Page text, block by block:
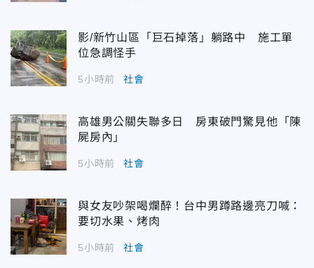
影/新竹山區「巨石掉落」躺路中 施工單
位急調怪手
5小時前 社會
高雄男公關失聯多日 房東破門驚見他「陳
屍房內」
5小時前 社會
與女友吵架喝爛醉！台中男蹲路邊亮刀喊：
要切水果、烤肉
5小時前 社會